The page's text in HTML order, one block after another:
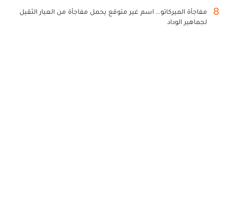
8
مفاجأة الميركاتو... اسم غير متوقع يحمل مفاجأة من العيار الثقيل
لجماهير الوداد